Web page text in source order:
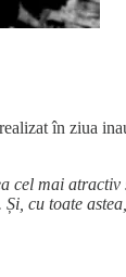
în ziua
cel mai
cu toate